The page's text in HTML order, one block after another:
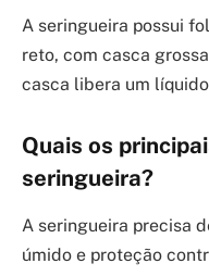
A seringueira possui
reto, com casca
casca libera um
Quais os
seringueira?
A seringueira precisa
úmido e proteção